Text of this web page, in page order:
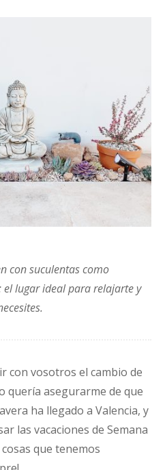
con suculentas como
el lugar ideal para relajarte y
con vosotros el cambio de
quería asegurarme de que
ha llegado a Valencia, y
las vacaciones de Semana
que tenemos